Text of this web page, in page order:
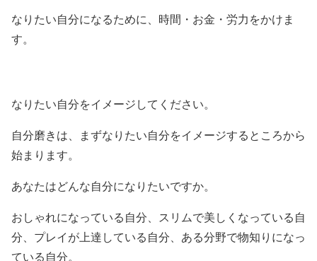
なりたい自分になるために、時間・お金・労力をかけま
す。
なりたい自分をイメージしてください。
自分磨きは、まずなりたい自分をイメージするところから
始まります。
あなたはどんな自分になりたいですか。
おしゃれになっている自分、スリムで美しくなっている自
分、プレイが上達している自分、ある分野で物知りになっ
ている自分。